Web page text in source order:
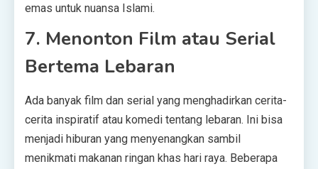
emas untuk nuansa Islami.
7. Menonton Film atau Serial
Bertema Lebaran
Ada banyak film dan serial yang menghadirkan cerita-
cerita inspiratif atau komedi tentang lebaran. Ini bisa
menjadi hiburan yang menyenangkan sambil
menikmati makanan ringan khas hari raya. Beberapa